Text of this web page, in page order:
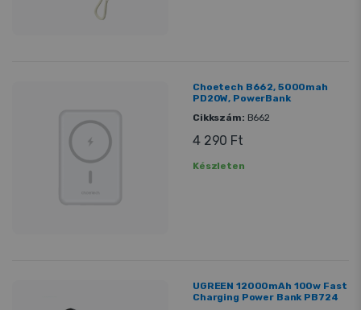
Choetech B662, 5000mah
PD20W, PowerBank
Cikkszám: B662
4 290 Ft
Készleten
UGREEN 12000mAh 100w Fast
Charging Power Bank PB724